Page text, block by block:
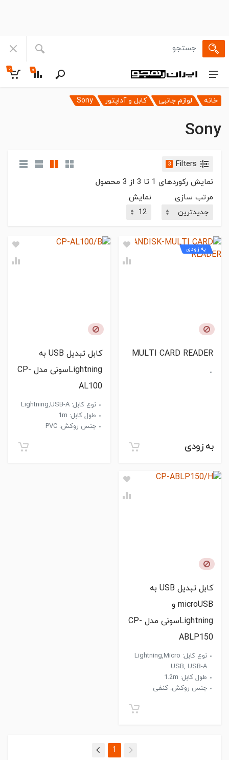
۰ ۰
خانه لوازم جانبی کابل و آداپتور Sony
Sony
Filters
3
نمایش رکوردهای 1 تا 3 از 3 محصول
مرتب سازی:
نمایش:
به زودی
MULTI CARD READER
به زودی
کابل تبدیل USB به
Lightningسونی مدل CP-
AL100
نوع کابل: Lightning,USB-A
طول کابل: 1m
جنس روکش: PVC
کابل تبدیل USB به
microUSB و
Lightningسونی مدل CP-
ABLP150
نوع کابل: Lightning,Micro
USB, USB-A
طول کابل: 1.2m
جنس روکش: کنفی
1